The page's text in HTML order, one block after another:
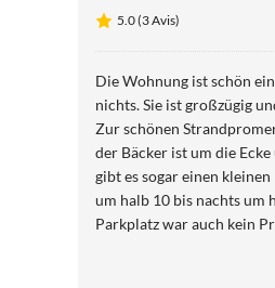
5.0 (3 Avis)
Die Wohnung ist schön
nichts. Sie ist großzügig
Zur schönen
der Bäcker ist um die
gibt es sogar einen
um halb 10 bis nachts um
Parkplatz war auch kein